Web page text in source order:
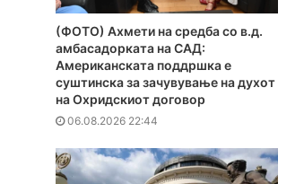
(ФОТО) Ахмети на средба со в.д.
амбасадорката на САД:
Американската поддршка е
суштинска за зачувување на духот
на Охридскиот договор
06.08.2026 22:44